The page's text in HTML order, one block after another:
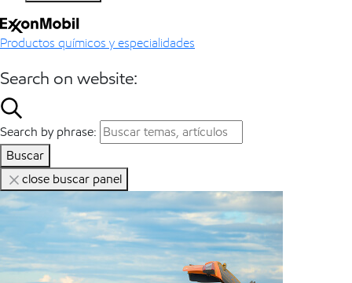
Productos químicos y especialidades
Search on website:
Search by phrase:
Buscar
close buscar panel